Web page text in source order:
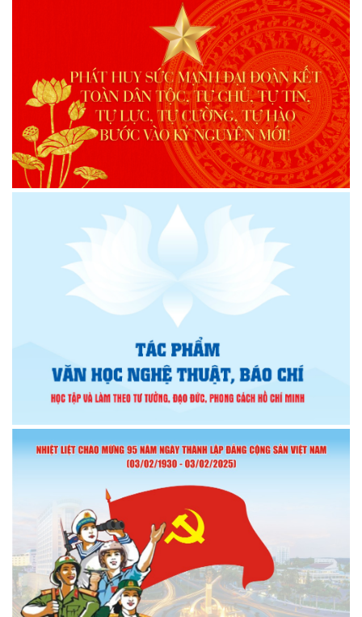
Chi hội Âm nhạc Đông Đắk Lắk tổ chức Đại hội lần thứ I,